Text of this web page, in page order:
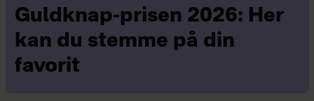
Guldknap-prisen 2026: Her
kan du stemme på din
favorit